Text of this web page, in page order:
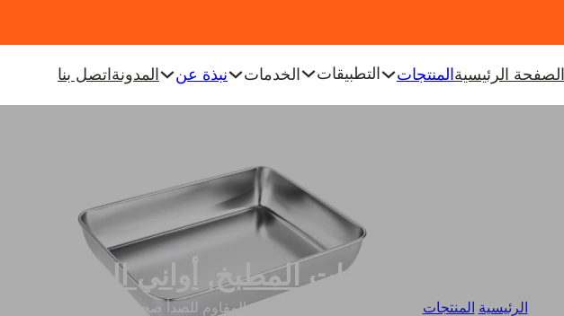
الصفحة الرئيسيةالمنتجات التطبيقات الخدمات نبذة عن المدونةاتصل بنا
أدوات المطبخ أواني الخبز
الرئيسية المنتجات أطباق خبز بالجملة من الفولاذ المقاوم للصدأ صحن مربع ياباني من الفولاذ